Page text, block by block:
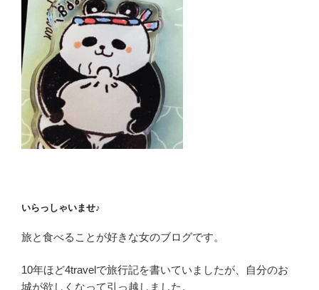
ン
いらっしゃいませ♪
旅と食べることが好きな女のブログです。
10年ほど4travelで旅行記を書いていましたが、自分のお
城が欲しくなって引っ越しました。